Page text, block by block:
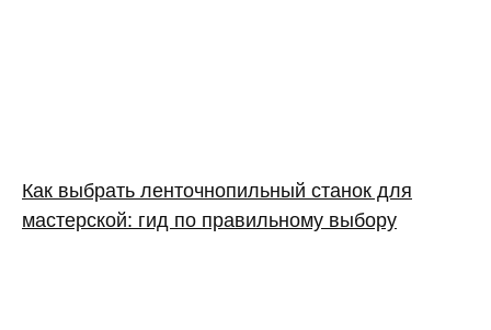
Как выбрать ленточнопильный станок для
мастерской: гид по правильному выбору